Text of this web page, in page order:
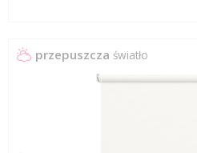
przepuszcza światło